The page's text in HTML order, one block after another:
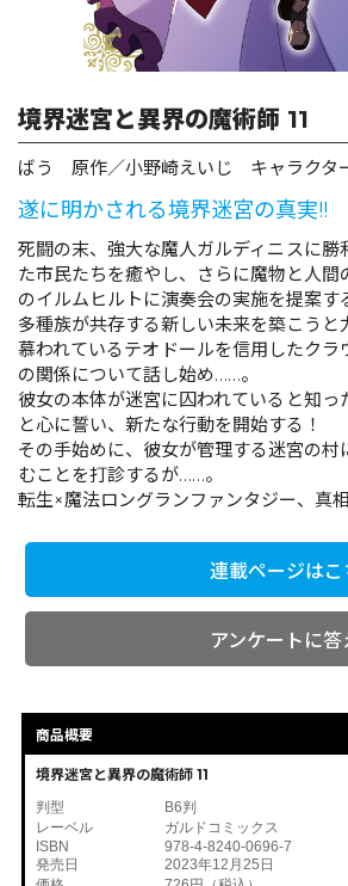
閉じる
境界迷宮と異界の魔術師 11
ばう 原作／小野崎えいじ キャラクタ
遂に明かされる境界迷宮の真実!!
死闘の末、強大な魔人ガルディニスに
た市民たちを癒やし、さらに魔物と人
のイルムヒルトに演奏会の実施を提案す
多種族が共存する新しい未来を築こう
慕われているテオドールを信用したク
の関係について話し始め……。
彼女の本体が迷宮に囚われていると知
と心に誓い、新たな行動を開始する！
その手始めに、彼女が管理する迷宮の
むことを打診するが……。
転生×魔法ロングランファンタジー、真相
連載ページはこ
アンケートに答
商品概要
境界迷宮と異界の魔術師 11
判型
B6判
レーベル
ガルドコミックス
ISBN
978-4-8240-0696-7
発売日
2023年12月25日